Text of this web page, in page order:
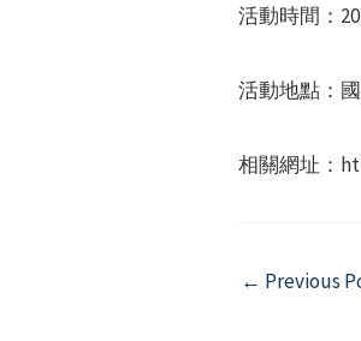
活動時間：
活動地點：
相關網址：
Post
← Previous